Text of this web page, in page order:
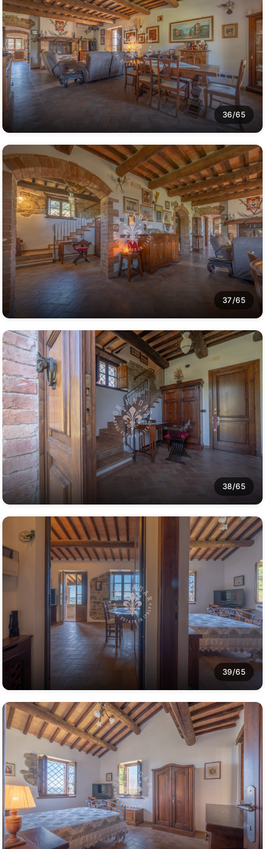
36/65
37/65
38/65
39/65